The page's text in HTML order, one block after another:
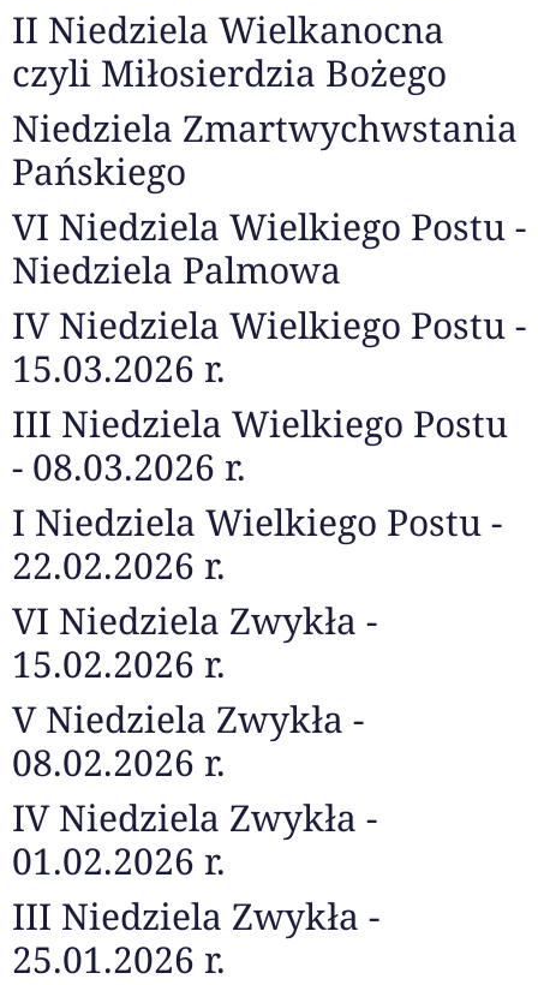
II Niedziela Wielkanocna
czyli Miłosierdzia Bożego
Niedziela Zmartwychwstania
Pańskiego
VI Niedziela Wielkiego Postu -
Niedziela Palmowa
IV Niedziela Wielkiego Postu -
15.03.2026 r.
III Niedziela Wielkiego Postu
- 08.03.2026 r.
I Niedziela Wielkiego Postu -
22.02.2026 r.
VI Niedziela Zwykła -
15.02.2026 r.
V Niedziela Zwykła -
08.02.2026 r.
IV Niedziela Zwykła -
01.02.2026 r.
III Niedziela Zwykła -
25.01.2026 r.